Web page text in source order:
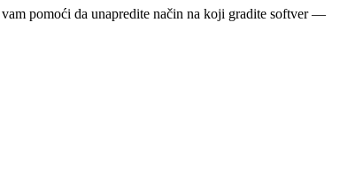
pomoći da unapredite način na koji gradite softver —